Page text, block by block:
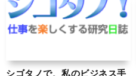
シゴタノで、私のビジネス手